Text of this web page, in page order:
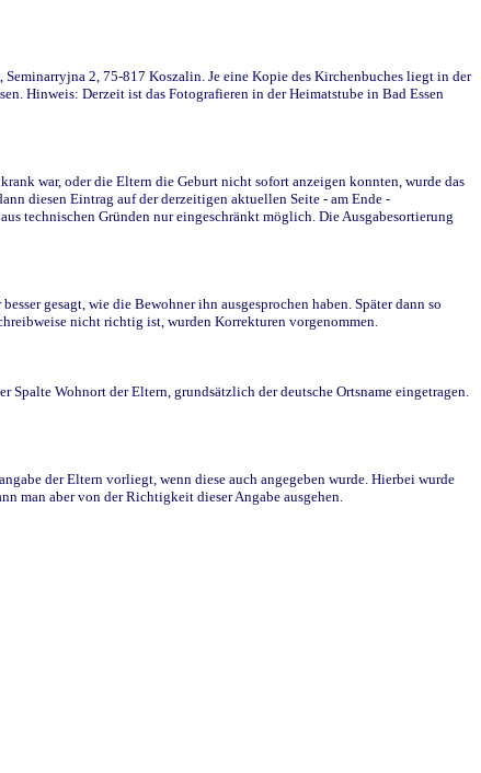
2, 75-817 Koszalin. Je eine Kopie des Kirchenbuches liegt in der
Hinweis: Derzeit ist das Fotografieren in der Heimatstube in Bad Essen
war, oder die Eltern die Geburt nicht sofort anzeigen konnten, wurde das
diesen Eintrag auf der derzeitigen aktuellen Seite - am Ende -
technischen Gründen nur eingeschränkt möglich. Die Ausgabesortierung
gesagt, wie die Bewohner ihn ausgesprochen haben. Später dann so
nicht richtig ist, wurden Korrekturen vorgenommen.
Wohnort der Eltern, grundsätzlich der deutsche Ortsname eingetragen.
der Eltern vorliegt, wenn diese auch angegeben wurde. Hierbei wurde
man aber von der Richtigkeit dieser Angabe ausgehen.